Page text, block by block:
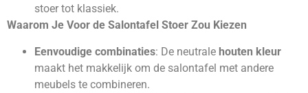
stoer tot klassiek.
Waarom Je Voor de Salontafel Stoer Zou Kiezen
Eenvoudige combinaties: De neutrale houten kleur
maakt het makkelijk om de salontafel met andere
meubels te combineren.